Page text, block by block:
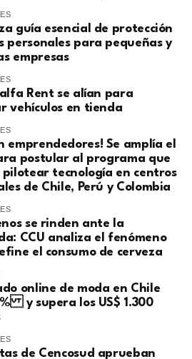
guía esencial de protección
personales para pequeñas y
empresas
Rent se alían para
vehículos en tienda
emprendedores! Se amplía el
postular al programa que
tecnología en centros
de Chile, Perú y Colombia
se rinden ante la
CCU analiza el fenómeno
el consumo de cerveza
online de moda en Chile
y supera los US$ 1.300
de Cencosud aprueban